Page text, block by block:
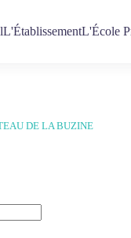
L'ÉtablissementL'École
DE LA BUZINE